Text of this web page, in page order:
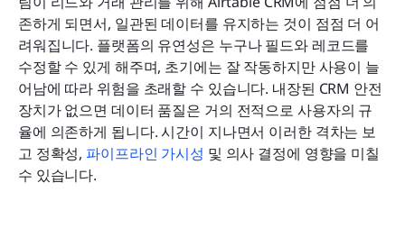
존하게 되면서, 일관된 데이터를 유지하는 것이 점점 더 어
려워집니다. 플랫폼의 유연성은 누구나 필드와 레코드를
수정할 수 있게 해주며, 초기에는 잘 작동하지만 사용이 늘
어남에 따라 위험을 초래할 수 있습니다. 내장된 CRM 안전
장치가 없으면 데이터 품질은 거의 전적으로 사용자의 규
율에 의존하게 됩니다. 시간이 지나면서 이러한 격차는 보
고 정확성, 파이프라인 가시성 및 의사 결정에 영향을 미칠
수 있습니다.